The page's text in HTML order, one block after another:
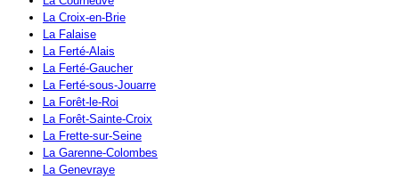
La Croix-en-Brie
La Falaise
La Ferté-Alais
La Ferté-Gaucher
La Ferté-sous-Jouarre
La Forêt-le-Roi
La Forêt-Sainte-Croix
La Frette-sur-Seine
La Garenne-Colombes
La Genevraye